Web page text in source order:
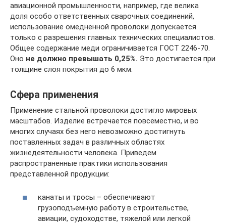
авиационной промышленности, например, где велика
доля особо ответственных сварочных соединений,
использование омедненной проволоки допускается
только с разрешения главных технических специалистов.
Общее содержание меди ограничивается ГОСТ 2246-70.
Оно не должно превышать 0,25%. Это достигается при
толщине слоя покрытия до 6 мкм.
Сфера применения
Применение стальной проволоки достигло мировых
масштабов. Изделие встречается повсеместно, и во
многих случаях без него невозможно достигнуть
поставленных задач в различных областях
жизнедеятельности человека. Приведем
распространенные практики использования
представленной продукции:
канаты и тросы – обеспечивают
грузоподъемную работу в строительстве,
авиации, судоходстве, тяжелой или легкой